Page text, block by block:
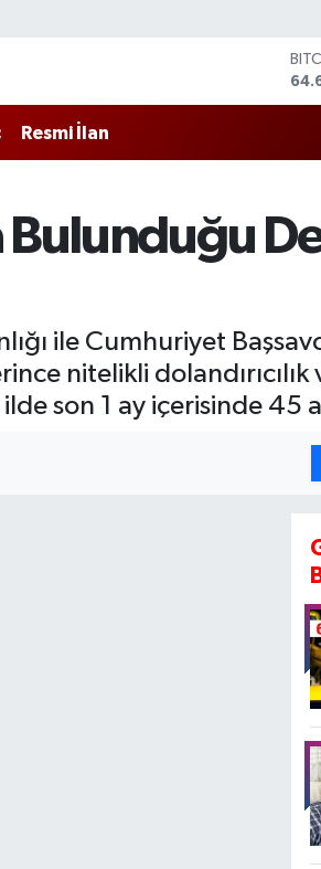
Resmi İlan
Bulunduğu
ile Cumhuriyet
nitelikli dolandırıcılık
son 1 ay içerisinde 45